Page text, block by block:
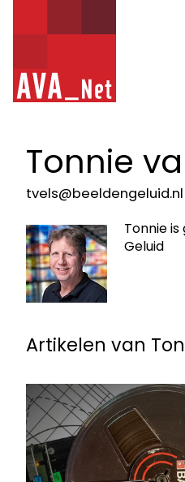
Tonnie
tvels@beeldengeluid.nl
Tonnie
Geluid
Artikelen van